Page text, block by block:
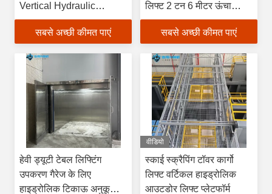
Vertical Hydraulic
Freight Lifts For
Warehouse Indoor Use
सबसे अच्छी कीमत पाएं
लिफ्ट 2 टन 6 मीटर ऊंचा
औद्योगिक इनडोर उपयोग के लिए
अनुकूलित
सबसे अच्छी कीमत पाएं
हेवी ड्यूटी टेबल लिफ्टिंग
उपकरण गैरेज के लिए
हाइड्रोलिक टिकाऊ अनुकूलित
वीडियो
स्काई स्क्रैपिंग टॉवर कार्गो
लिफ्ट वर्टिकल हाइड्रोलिक
आउटडोर लिफ्ट प्लेटफॉर्म